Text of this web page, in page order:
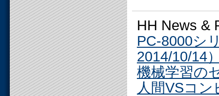
HH News
PC-8000シ
2014/10/14
機械学習の
人間VSコ